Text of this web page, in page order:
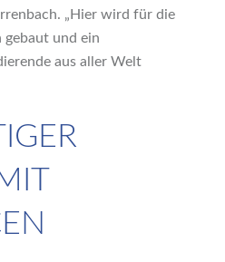
„Hier wird für die
und ein
aus aller Welt